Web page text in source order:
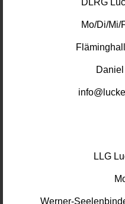
Mo/Di/Mi/
LLG
Werner-